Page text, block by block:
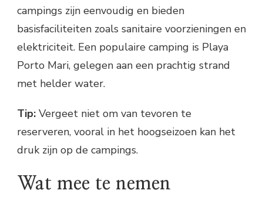
campings zijn eenvoudig en bieden
basisfaciliteiten zoals sanitaire voorzieningen en
elektriciteit. Een populaire camping is Playa
Porto Mari, gelegen aan een prachtig strand
met helder water.
Tip: Vergeet niet om van tevoren te
reserveren, vooral in het hoogseizoen kan het
druk zijn op de campings.
Wat mee te nemen